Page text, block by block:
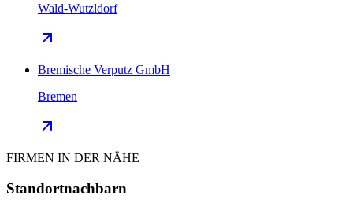
Wald-Wutzldorf
Bremische Verputz GmbH
Bremen
FIRMEN IN DER NÄHE
Standortnachbarn